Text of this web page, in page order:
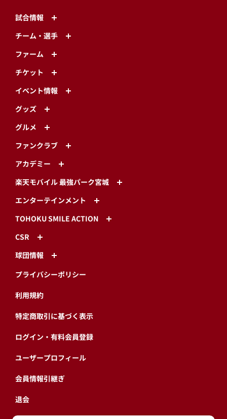
試合情報
チーム・選手
ファーム
チケット
イベント情報
グッズ
グルメ
ファンクラブ
アカデミー
楽天モバイル 最強パーク宮城
エンターテインメント
TOHOKU SMILE ACTION
CSR
球団情報
プライバシーポリシー
利用規約
特定商取引に基づく表示
ログイン・有料会員登録
ユーザープロフィール
会員情報引継ぎ
退会